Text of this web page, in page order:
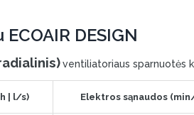
DESIGN
ventiliatoriaus sparnuotės
| l/s) Elektros sąnaudos